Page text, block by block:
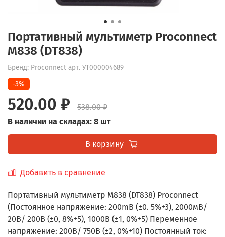
Портативный мультиметр Proconnect
М838 (DT838)
Бренд: Proconnect арт. УТ000004689
-3%
520.00 ₽
538.00 ₽
В наличии на складах: 8 шт
В корзину
Добавить в сравнение
Портативный мультиметр М838 (DT838) Proconnect
(Постоянное напряжение: 200mВ (±0. 5%+3), 2000мВ/
20В/ 200В (±0, 8%+5), 1000В (±1, 0%+5) Переменное
напряжение: 200В/ 750В (±2, 0%+10) Постоянный ток: